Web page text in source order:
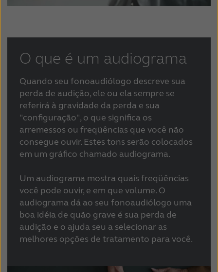
O que é um audiograma
Quando seu fonoaudiólogo descreve sua
perda de audição, ele ou ela sempre se
referirá à gravidade da perda e sua
"configuração", o que significa os
arremessos ou freqüências que você não
consegue ouvir. Estes tons serão colocados
em um gráfico chamado audiograma.
Um audiograma mostra quais freqüências
você pode ouvir, e em que volume. O
audiograma dá ao seu fonoaudiólogo uma
boa idéia de quão grave é sua perda de
audição e o ajuda seu a selecionar as
melhores opções de tratamento para você.